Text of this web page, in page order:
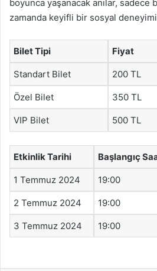
boyunca yaşanacak anılar, sadece
zamanda keyifli bir sosyal
Bilet Tipi Fiyat
Standart Bilet 200 TL
Özel Bilet 350 TL
VIP Bilet 500 TL
Etkinlik Tarihi Başlangıç
1 Temmuz 2024 19:00
2 Temmuz 2024 19:00
3 Temmuz 2024 19:00